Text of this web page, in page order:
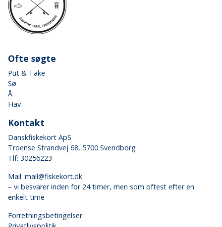
Ofte søgte
Put & Take
Sø
Å
Hav
Kontakt
Danskfiskekort ApS
Troense Strandvej 68, 5700 Svendborg
Tlf: 30256223
Mail: mail@fiskekort.dk
– vi besvarer inden for 24 timer, men som oftest efter en
enkelt time
Forretningsbetingelser